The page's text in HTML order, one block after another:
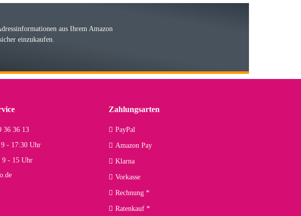
muss sich noch in den kommenden Jahren herausstellen. Spannend wird es falls
aus Ihrem Amazon
einzukaufen.
36 36 13
- 17:30 Uhr
9 - 15 Uhr
Zahlungsarten
PayPal
Amazon Pay
Klarna
Vorkasse
Rechnung *
Ratenkauf *